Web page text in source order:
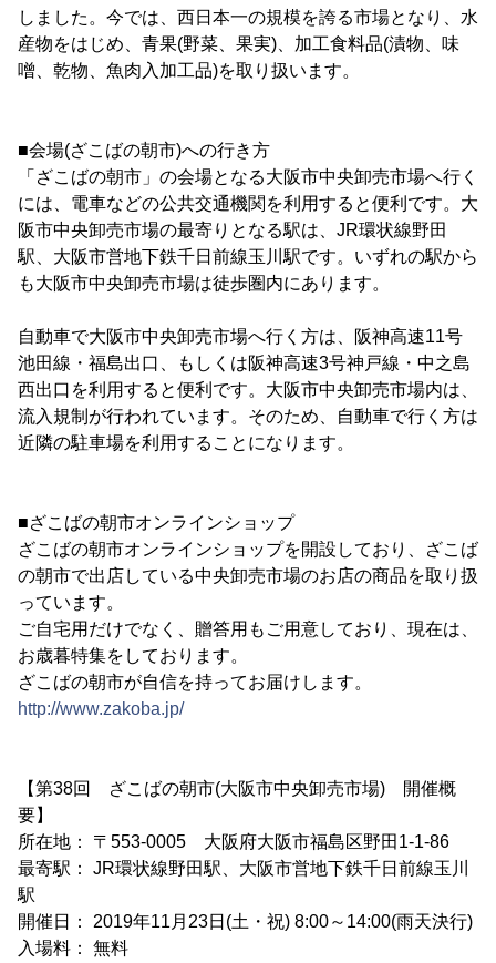
しました。今では、西日本一の規模を誇る市場となり、水
産物をはじめ、青果(野菜、果実)、加工食料品(漬物、味
噌、乾物、魚肉入加工品)を取り扱います。
■会場(ざこばの朝市)への行き方
「ざこばの朝市」の会場となる大阪市中央卸売市場へ行く
には、電車などの公共交通機関を利用すると便利です。大
阪市中央卸売市場の最寄りとなる駅は、JR環状線野田
駅、大阪市営地下鉄千日前線玉川駅です。いずれの駅から
も大阪市中央卸売市場は徒歩圏内にあります。
自動車で大阪市中央卸売市場へ行く方は、阪神高速11号
池田線・福島出口、もしくは阪神高速3号神戸線・中之島
西出口を利用すると便利です。大阪市中央卸売市場内は、
流入規制が行われています。そのため、自動車で行く方は
近隣の駐車場を利用することになります。
■ざこばの朝市オンラインショップ
ざこばの朝市オンラインショップを開設しており、ざこば
の朝市で出店している中央卸売市場のお店の商品を取り扱
っています。
ご自宅用だけでなく、贈答用もご用意しており、現在は、
お歳暮特集をしております。
ざこばの朝市が自信を持ってお届けします。
http://www.zakoba.jp/
【第38回 ざこばの朝市(大阪市中央卸売市場) 開催概
要】
所在地： 〒553-0005 大阪府大阪市福島区野田1-1-86
最寄駅： JR環状線野田駅、大阪市営地下鉄千日前線玉川
駅
開催日： 2019年11月23日(土・祝) 8:00～14:00(雨天決行)
入場料： 無料